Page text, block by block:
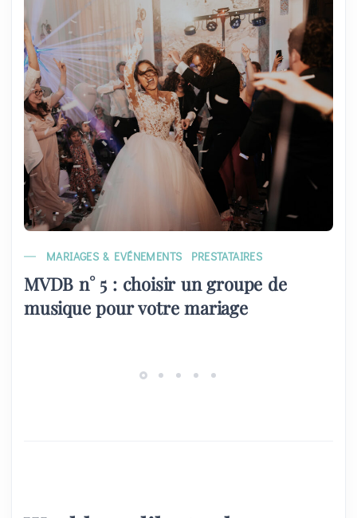
MARIAGES & EVÉNEMENTS PRESTATAIRES
MVDB n° 5 : choisir un groupe de
musique pour votre mariage